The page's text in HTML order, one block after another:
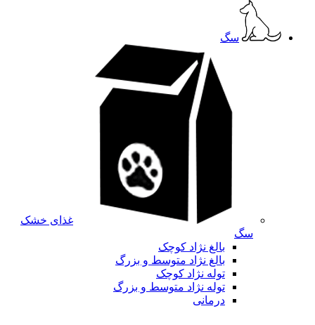
سگ
غذای خشک
سگ
بالغ نژاد کوچک
بالغ نژاد متوسط و بزرگ
توله نژاد کوچک
توله نژاد متوسط و بزرگ
درمانی